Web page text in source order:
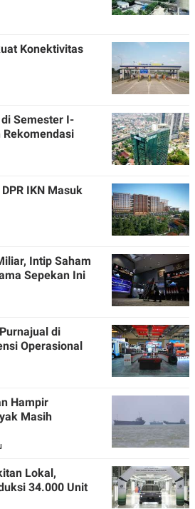
Konektivitas
Semester I-
Rekomendasi
IKN Masuk
Intip Saham
Sepekan Ini
di
Operasional
Hampir
Masih
Lokal,
34.000 Unit